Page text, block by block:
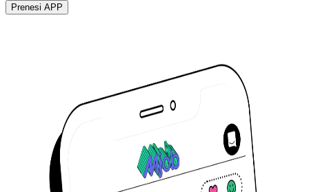
Prenesi APP